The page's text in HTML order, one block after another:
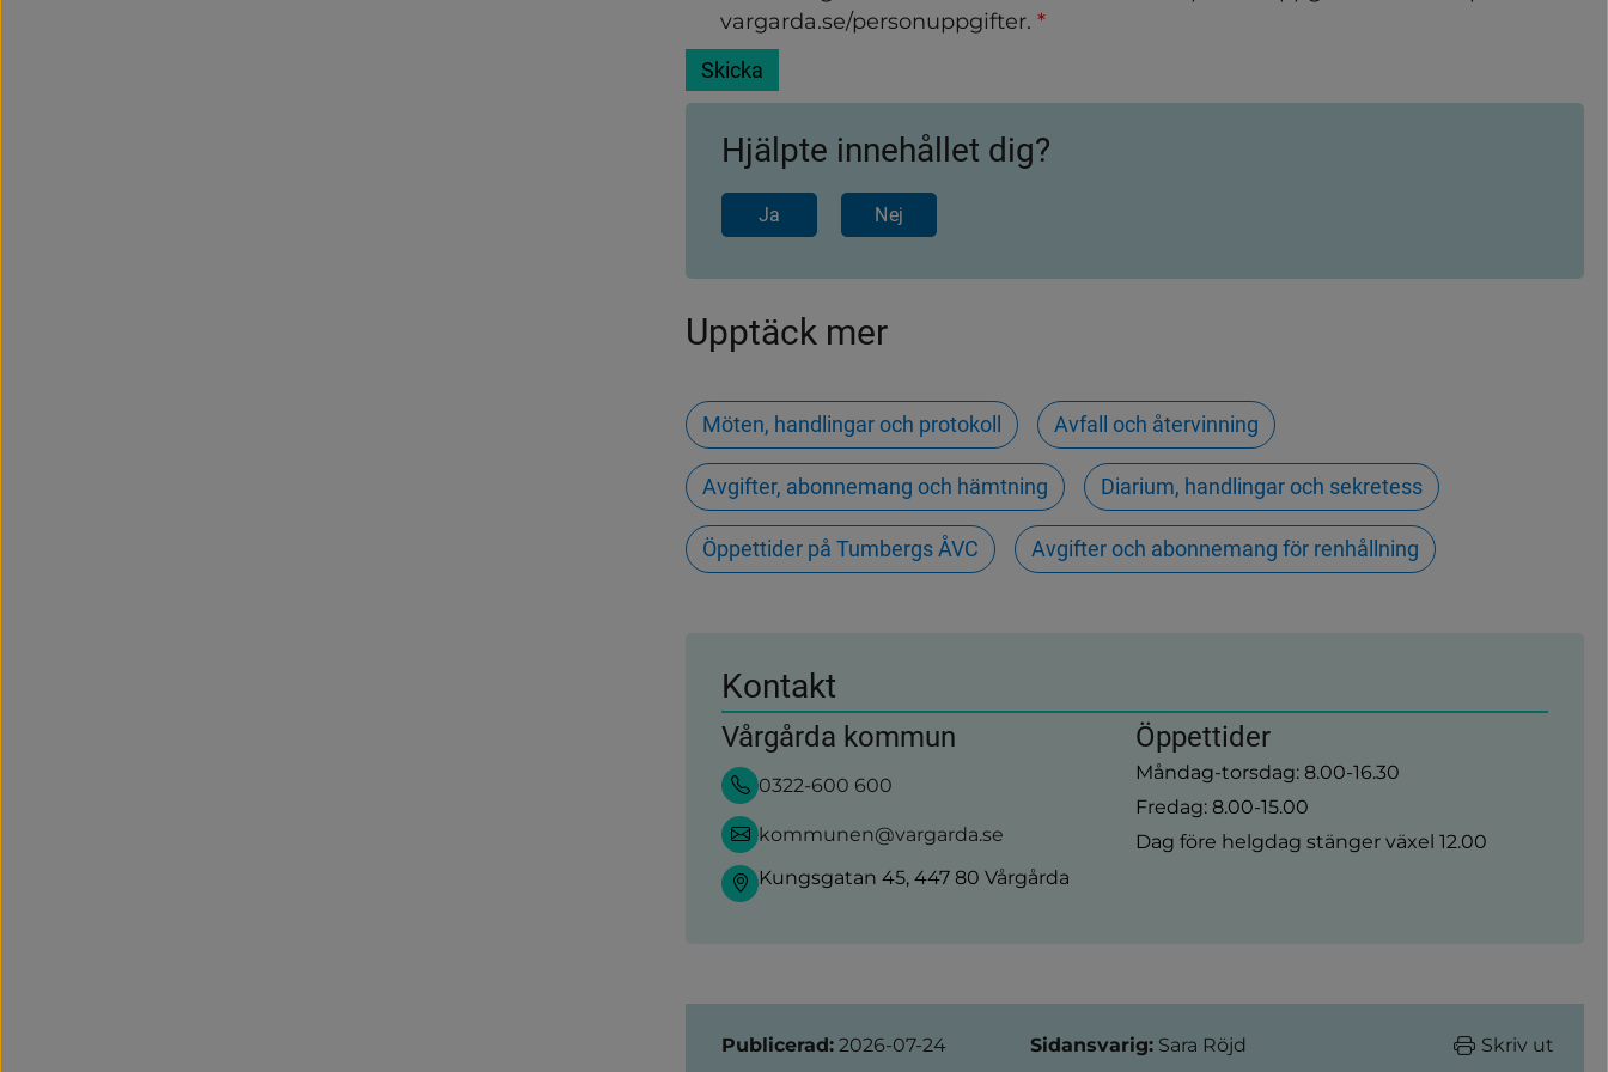
vargarda.se/personuppgifter.*
Hjälpte innehållet dig?
Ja Nej
Upptäck mer
Möten, handlingar och protokoll Avfall och återvinning
Avgifter, abonnemang och hämtning Diarium, handlingar och sekretess
Öppettider på Tumbergs ÅVC Avgifter och abonnemang för renhållning
Kontakt
Vårgårda kommun
0322-600 600
kommunen@vargarda.se
Kungsgatan 45, 447 80 Vårgårda
Öppettider
Måndag-torsdag: 8.00-16.30
Fredag: 8.00-15.00
Dag före helgdag stänger växel 12.00
Sidinformation
Publicerad: 2026-07-24
Sidansvarig: Sara Röjd Skriv ut